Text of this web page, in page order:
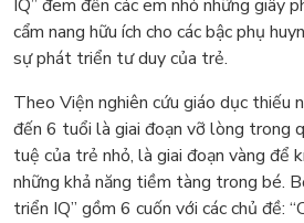
IQ” đem đến các em nhỏ những giây
cẩm nang hữu ích cho các bậc phụ
sự phát triển tư duy của trẻ.
Theo Viện nghiên cứu giáo dục thiếu
đến 6 tuổi là giai đoạn vỡ lòng trong
tuệ của trẻ nhỏ, là giai đoạn vàng để
những khả năng tiềm tàng trong bé.
triển IQ” gồm 6 cuốn với các chủ đề: